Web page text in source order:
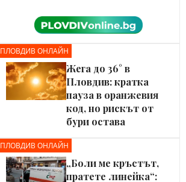
ПЛОВДИВ ОНЛАЙН
Жега до 36° в
Пловдив: кратка
пауза в оранжевия
код, но рискът от
бури остава
ПЛОВДИВ ОНЛАЙН
„Боли ме кръстът,
пратете линейка“: